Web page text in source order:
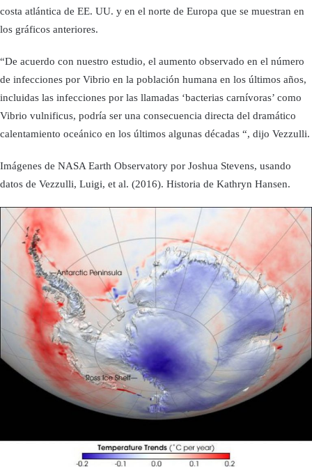
costa atlántica de EE. UU. y en el norte de Europa que se muestran en
los gráficos anteriores.
“De acuerdo con nuestro estudio, el aumento observado en el número
de infecciones por Vibrio en la población humana en los últimos años,
incluidas las infecciones por las llamadas ‘bacterias carnívoras’ como
Vibrio vulnificus, podría ser una consecuencia directa del dramático
calentamiento oceánico en los últimos algunas décadas “, dijo Vezzulli.
Imágenes de NASA Earth Observatory por Joshua Stevens, usando
datos de Vezzulli, Luigi, et al. (2016). Historia de Kathryn Hansen.